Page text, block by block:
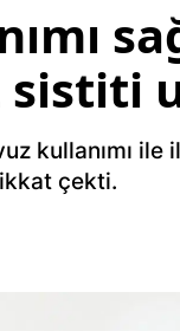
kullanımı ile
çekti.